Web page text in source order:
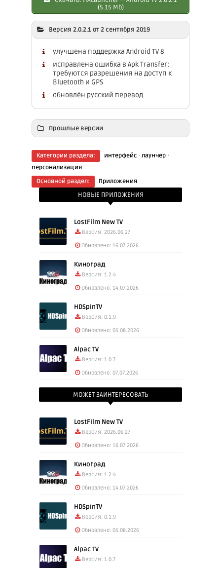
(5.15 Mb)
Версия 2.0.2.1 от 2 сентября 2019
улучшена поддержка Android TV 8
исправлена ошибка в Apk Transfer:
требуются разрешения на доступ к
Bluetooth и GPS
обновлён русский перевод
Прошлые версии
Скачать: HALauncher — Android TV 2.0.0.1
(5.15 Mb)
Категории раздела: интерфейс · лаунчер ·
персонализация
Основной раздел:
Приложения
НОВЫЕ ПРИЛОЖЕНИЯ
LostFilm New TV
Версия: 2026.06.27
Обновлено: 16.07.2026
Киноград
Версия: 1.2.4
Обновлено: 14.07.2026
HDSpinTV
Версия: 0.1.9
Обновлено: 05.08.2026
Alpac TV
Версия: 1.0.7
Обновлено: 07.07.2026
МОЖЕТ ЗАИНТЕРЕСОВАТЬ
LostFilm New TV
Версия: 2026.06.27
Обновлено: 16.07.2026
Киноград
Версия: 1.2.4
Обновлено: 14.07.2026
HDSpinTV
Версия: 0.1.9
Обновлено: 05.08.2026
Alpac TV
Версия: 1.0.7